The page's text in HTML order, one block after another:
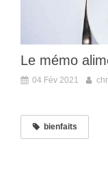
Le mémo
04 Fév 2021
bienfaits